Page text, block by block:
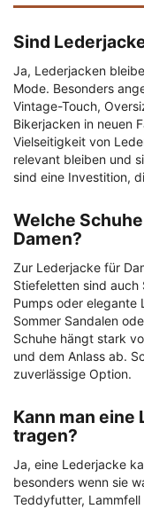
Sind
Ja, Lederjacken
Mode. Besonders
Vintage-Touch,
Bikerjacken in neuen
Vielseitigkeit von
relevant bleiben und
sind eine Investition,
Welche
Damen?
Zur Lederjacke für
Stiefeletten sind auch
Pumps oder elegante
Sommer Sandalen
Schuhe hängt stark
und dem Anlass ab.
zuverlässige Option.
Kann man
tragen?
Ja, eine Lederjacke
besonders wenn sie
Teddyfutter,